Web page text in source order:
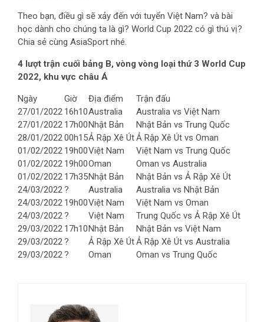
Theo bạn, điều gì sẽ xảy đến với tuyển Việt Nam? và bài
học dành cho chúng ta là gì? World Cup 2022 có gì thú vị?
Chia sẻ cùng AsiaSport nhé.
4 lượt trận cuối bảng B, vòng vòng loại thứ 3 World Cup
2022, khu vực châu Á
Ngày Giờ Địa điểm
Trận đấu
27/01/2022 16h10Australia
Australia vs Việt Nam
27/01/2022 17h00Nhật Bản
Nhật Bản vs Trung Quốc
28/01/202200h15Ả Rập Xê ÚtẢ Rập Xê Út vs Oman
01/02/2022 19h00Việt Nam
Việt Nam vs Trung Quốc
01/02/2022 19h00Oman
Oman vs Australia
01/02/2022 17h35Nhật Bản
Nhật Bản vs Ả Rập Xê Út
24/03/2022? Australia
Australia vs Nhật Bản
24/03/2022 19h00Việt Nam
Việt Nam vs Oman
24/03/2022? Việt Nam
Trung Quốc vs Ả Rập Xê Út
29/03/2022 17h10Nhật Bản
Nhật Bản vs Việt Nam
29/03/2022? Ả Rập Xê ÚtẢ Rập Xê Út vs Australia
29/03/2022? Oman Oman vs Trung Quốc